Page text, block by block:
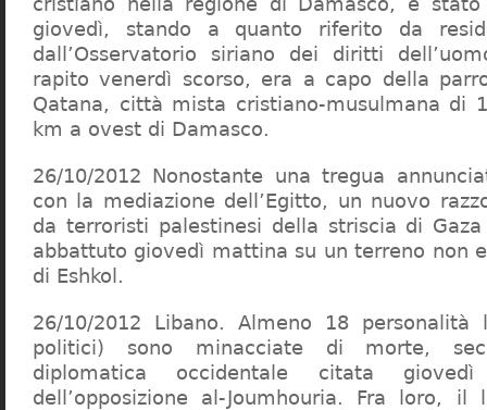
giovedì, stando a quanto riferito da
dall’Osservatorio siriano dei diritti
rapito venerdì scorso, era a capo della
Qatana, città mista cristiano-musulmana di
km a ovest di Damasco.
26/10/2012 Nonostante una tregua
con la mediazione dell’Egitto, un nuovo
da terroristi palestinesi della striscia di
abbattuto giovedì mattina su un terreno non
di Eshkol.
26/10/2012 Libano. Almeno 18 personalità
politici) sono minacciate di morte,
diplomatica occidentale citata
dell’opposizione al-Joumhouria. Fra loro, il